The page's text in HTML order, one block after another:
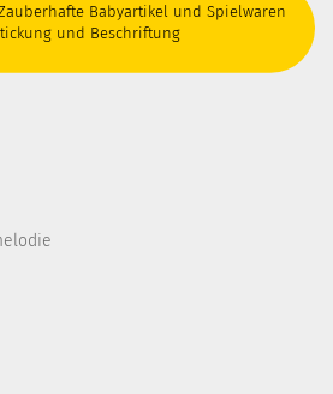
Babyartikel und Spielwaren
und Beschriftung